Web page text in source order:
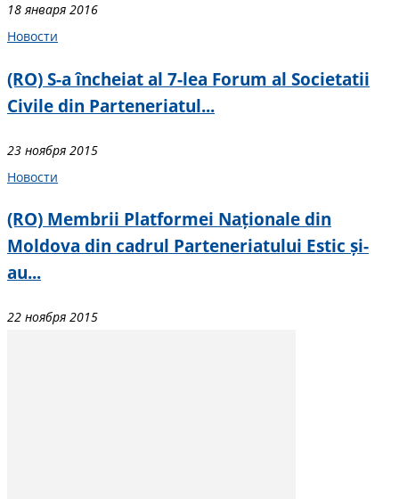
18 января 2016
Новости
(RO) S-a încheiat al 7-lea Forum al Societatii
Civile din Parteneriatul...
23 ноября 2015
Новости
(RO) Membrii Platformei Naționale din
Moldova din cadrul Parteneriatului Estic și-
au...
22 ноября 2015